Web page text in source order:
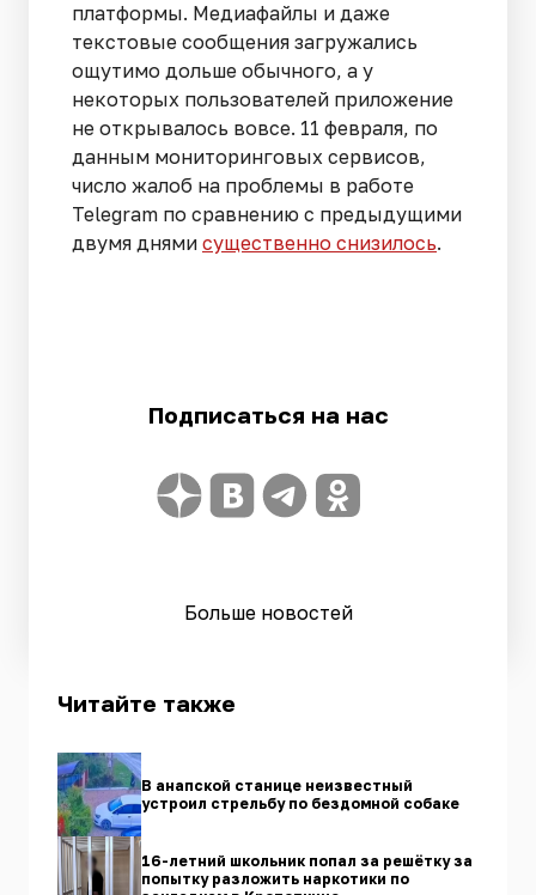
платформы. Медиафайлы и даже
текстовые сообщения загружались
ощутимо дольше обычного, а у
некоторых пользователей приложение
не открывалось вовсе. 11 февраля, по
данным мониторинговых сервисов,
число жалоб на проблемы в работе
Telegram по сравнению с предыдущими
двумя днями существенно снизилось.
Подписаться на нас
Больше новостей
Читайте также
В анапской станице неизвестный
устроил стрельбу по бездомной собаке
16-летний школьник попал за решётку за
попытку разложить наркотики по